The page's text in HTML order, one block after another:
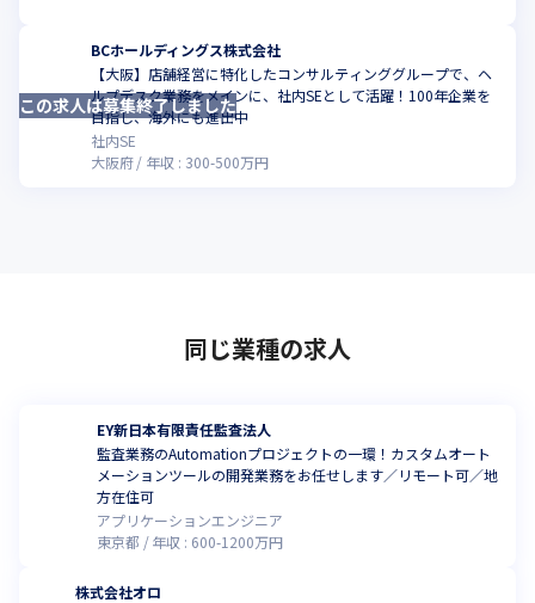
BCホールディングス株式会社
【大阪】店舗経営に特化したコンサルティンググループで、ヘ
ルプデスク業務をメインに、社内SEとして活躍！100年企業を
目指し、海外にも進出中
社内SE
大阪府
年収 : 300-500万円
この求人は募集終了しました
同じ業種の求人
EY新日本有限責任監査法人
監査業務のAutomationプロジェクトの一環！カスタムオート
メーションツールの開発業務をお任せします／リモート可／地
方在住可
アプリケーションエンジニア
東京都
年収 : 600-1200万円
株式会社オロ